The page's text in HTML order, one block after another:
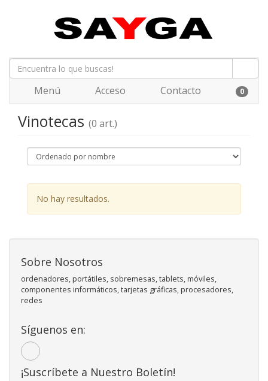
Menú Acceso Contacto 0
Vinotecas (0 art.)
No hay resultados.
Sobre Nosotros
ordenadores, portátiles, sobremesas, tablets, móviles,
componentes informáticos, tarjetas gráficas, procesadores,
redes
Síguenos en:
¡Suscríbete a Nuestro Boletín!